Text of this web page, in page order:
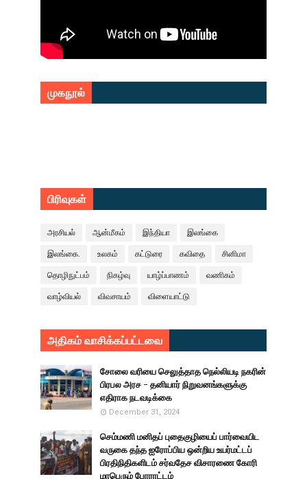
முகநூல்
பிரிவுகள்
அரசியல் ஆன்மீகம் இந்தியா இலங்கை
இலங்கை. உலகம் கட்டுரை கவிதை சினிமா
தொழிநுட்பம் நிகழ்வு யாழ்ப்பாணம் வணிகம்
வாழ்வியல் விவசாயம் விளையாட்டு
அதிகம் வாசிக்கப்பட்டவை
சோலை வரியை செலுத்தாத நெல்லியடி நகரின்
பிரபல அரச - தனியார் நிறுவனங்களுக்கு
எதிராக நடவடிக்கை
December 31, 2024
செம்மணி மனிதப் புதைகுழியைப் பார்வையிட
வருகை தந்த ஐரோப்பிய ஒன்றிய உயர்மட்டப்
பிரதிநிதிகளிடம் சர்வதேச விசாரணை கோரி
மாபெரும் போராட்டம்